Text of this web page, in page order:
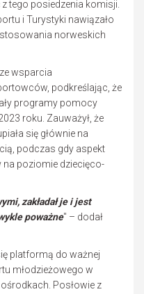
tego posiedzenia komisji.
i Turystyki nawiązało
norweskich
wsparcia
podkreślając, że
programy pomocy
roku. Zauważył, że
się głównie na
podczas gdy aspekt
poziomie dziecięco-
zakładał je i jest
poważne" – dodał
platformą do ważnej
młodzieżowego w
Posłowie z